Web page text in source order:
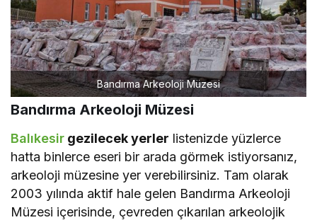
Bandırma Arkeoloji Müzesi
Bandırma Arkeoloji Müzesi
Balıkesir gezilecek yerler listenizde yüzlerce
hatta binlerce eseri bir arada görmek istiyorsanız,
arkeoloji müzesine yer verebilirsiniz. Tam olarak
2003 yılında aktif hale gelen Bandırma Arkeoloji
Müzesi içerisinde, çevreden çıkarılan arkeolojik